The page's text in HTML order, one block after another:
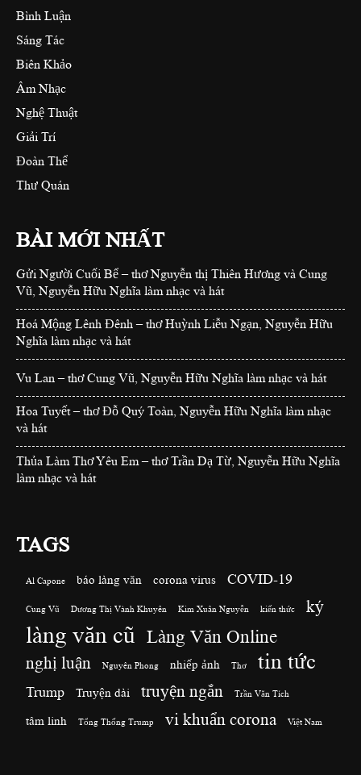
Bình Luận
Sáng Tác
Biên Khảo
Âm Nhạc
Nghệ Thuật
Giải Trí
Đoàn Thể
Thư Quán
BÀI MỚI NHẤT
Gửi Người Cuối Bể – thơ Nguyễn thị Thiên Hương và Cung
Vũ, Nguyễn Hữu Nghĩa làm nhạc và hát
Hoá Mộng Lênh Đênh – thơ Huỳnh Liễu Ngạn, Nguyễn Hữu
Nghĩa làm nhạc và hát
Vu Lan – thơ Cung Vũ, Nguyễn Hữu Nghĩa làm nhạc và hát
Hoa Tuyết – thơ Đỗ Quý Toàn, Nguyễn Hữu Nghĩa làm nhạc
và hát
Thủa Làm Thơ Yêu Em – thơ Trần Dạ Từ, Nguyễn Hữu Nghĩa
làm nhạc và hát
TAGS
Al Capone báo làng văn corona virus COVID-19
Cung Vũ Dương Thị Vành Khuyên Kim Xuân Nguyễn kiến thức ký
làng văn cũ Làng Văn Online
nghị luận Nguyên Phong nhiếp ảnh Thơ tin tức
Trump Truyện dài truyện ngắn Trần Văn Tích
tâm linh Tổng Thống Trump vi khuẩn corona Việt Nam